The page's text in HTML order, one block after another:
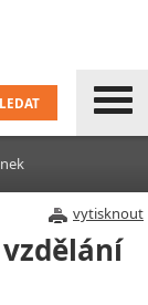
vytisknout